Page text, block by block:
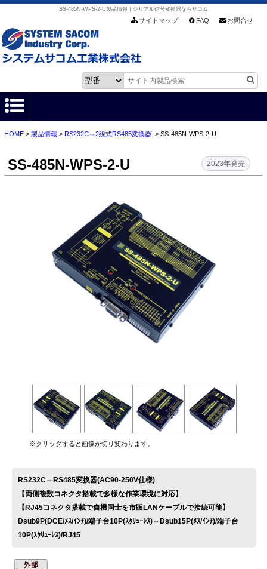
SS-485N-WPS-2-U製品情報｜シリアル信号変換器ならサコム
サイトマップ FAQ お問合せ
HOME
製品情報
お客様サポート
会社情報
お問い合わせ
HOME> 製品情報 > RS232C⇔2線式RS485変換器> SS-485N-WPS-2-U
SS-485N-WPS-2-U 2023年発売
※クリックすると画像が切り変わります。
RS232C⇔RS485変換器(AC90-250V仕様)
【両側複数コネクタ搭載で多様な作業環境に対応】
【RJ45コネクタ搭載で自機同士を市販LANケーブルで接続可能】
Dsub9P(DCE/ﾒｽ/ｲﾝﾁ)/端子台10P(ｽｸﾘｭｰﾚｽ)⇔Dsub15P(ﾒｽ/ｲﾝﾁ)/端子台
10P(ｽｸﾘｭｰﾚｽ)/RJ45